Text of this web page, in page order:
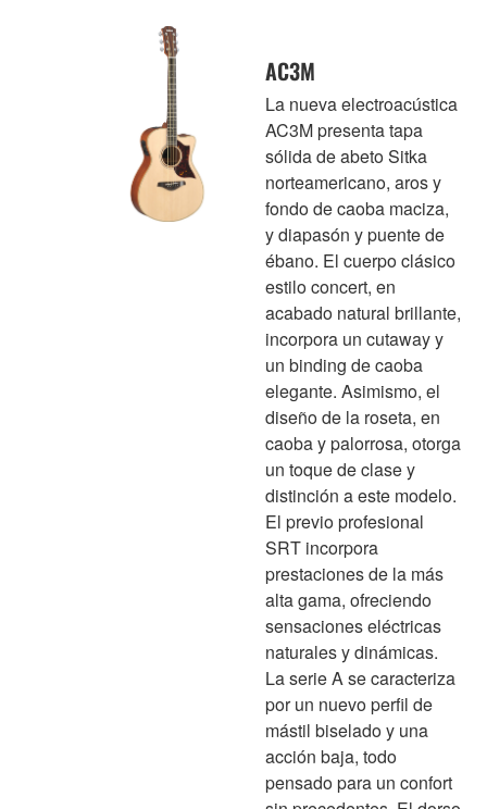
AC3M
La nueva electroacústica
AC3M presenta tapa
sólida de abeto Sitka
norteamericano, aros y
fondo de caoba maciza,
y diapasón y puente de
ébano. El cuerpo clásico
estilo concert, en
acabado natural brillante,
incorpora un cutaway y
un binding de caoba
elegante. Asimismo, el
diseño de la roseta, en
caoba y palorrosa, otorga
un toque de clase y
distinción a este modelo.
El previo profesional
SRT incorpora
prestaciones de la más
alta gama, ofreciendo
sensaciones eléctricas
naturales y dinámicas.
La serie A se caracteriza
por un nuevo perfil de
mástil biselado y una
acción baja, todo
pensado para un confort